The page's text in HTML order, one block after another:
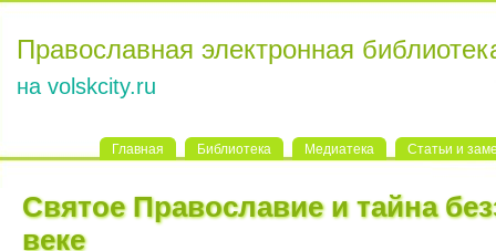
Православная электронная
на volskcity.ru
Главная Библиотека Медиатека Статьи и
Святое Православие и тайна
веке